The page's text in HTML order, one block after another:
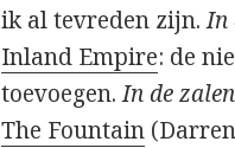
ik al tevreden zijn.In
Inland Empire: de
toevoegen.In de
The Fountain